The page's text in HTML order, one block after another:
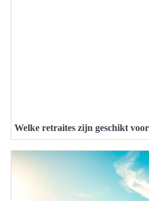
Welke retraites zijn geschikt